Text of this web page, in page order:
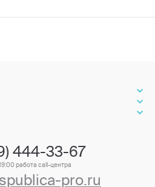
444-33-67
работа call-центра
pro.ru